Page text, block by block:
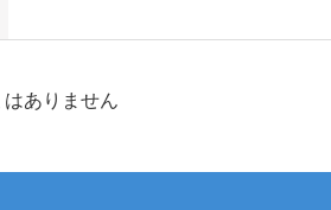
ありません